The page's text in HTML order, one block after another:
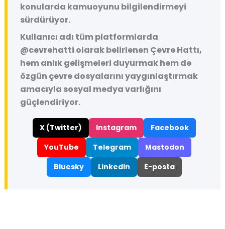
konularda kamuoyunu bilgilendirmeyi
sürdürüyor.
Kullanıcı adı tüm platformlarda
@cevrehatti olarak belirlenen Çevre Hattı,
hem anlık gelişmeleri duyurmak hem de
özgün çevre dosyalarını yaygınlaştırmak
amacıyla sosyal medya varlığını
güçlendiriyor.
X (Twitter) Instagram
Facebook
YouTube
Telegram
Mastodon
Bluesky
LinkedIn E-posta